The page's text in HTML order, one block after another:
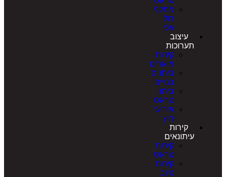
מתקני
עיצוב
תערוכות
קירות
מוארים
ביתנים
ביתני
אירועי
קירות
עיתונאים
קירות
קירות